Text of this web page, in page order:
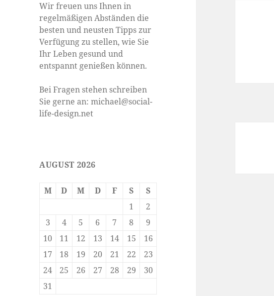
Wir freuen uns Ihnen in
regelmäßigen Abständen die
besten und neusten Tipps zur
Verfügung zu stellen, wie Sie
Ihr Leben gesund und
entspannt genießen können.
Bei Fragen stehen schreiben
Sie gerne an: michael@social-
life-design.net
AUGUST 2026
M D M D F S
S
1
2
3
4 5 6 7 8
9
10
11 12 13 14 15
16
17
18 19 20 21 22
23
24
25 26 27 28 29
30
31